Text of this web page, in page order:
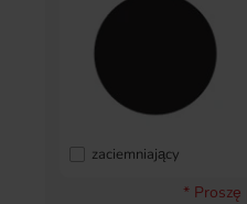
zaciemniający
* Proszę